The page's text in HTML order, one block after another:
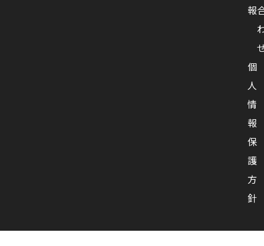
報
個
人
情
報
保
護
方
針